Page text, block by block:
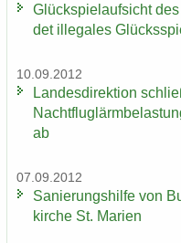
Glück­spiel­auf­sicht
det il­le­ga­les
10.09.2012
Lan­des­di­rek­ti­on
ab
07.09.2012
Sa­nie­rungs­hil­fe von
kir­che St. Ma­ri­en